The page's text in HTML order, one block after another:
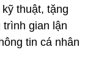
thuật, tặng
gian lận
tin cá nhân